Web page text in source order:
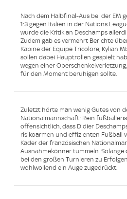
Nach dem Halbfinal-Aus bei der EM
1:3 gegen Italien in der Nations
wurde die Kritik an Deschamps
Zudem gab es vermehrt Berichte
Kabine der Equipe Tricolore, Kylian
sollen dabei Hauptrollen gespielt
wegen einer
für den Moment beruhigen sollte.
Zuletzt hörte man wenig Gutes von
Nationalmannschaft: Rein
offensichtlich, dass Didier
risikoarmen und effizienten Fußball
Kader der französischen
Ausnahmekönner tummeln. Solange
bei den großen Turnieren zu
wohlwollend ein Auge zugedrückt.